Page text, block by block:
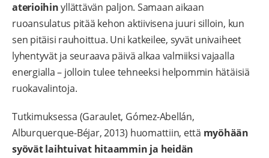
aterioihinyllättävän paljon. Samaan aikaan
ruoansulatus pitää kehon aktiivisena juuri silloin, kun
sen pitäisi rauhoittua. Uni katkeilee, syvät univaiheet
lyhentyvät ja seuraava päivä alkaa valmiiksi vajaalla
energialla – jolloin tulee tehneeksi helpommin hätäisiä
ruokavalintoja.
Tutkimuksessa (Garaulet, Gómez-Abellán,
Alburquerque-Béjar, 2013) huomattiin, että myöhään
syövät laihtuivat hitaammin ja heidän